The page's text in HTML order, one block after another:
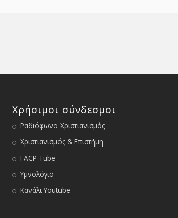
Χρήσιμοι σύνδεσμοι
Ραδιόφωνο Χριστιανισμός
Χριστιανισμός & Επιστήμη
FACP Tube
Υμνολόγιο
Κανάλι Youtube